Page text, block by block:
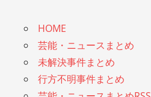
HOME
芸能・ニュースまとめ
未解決事件まとめ
行方不明事件まとめ